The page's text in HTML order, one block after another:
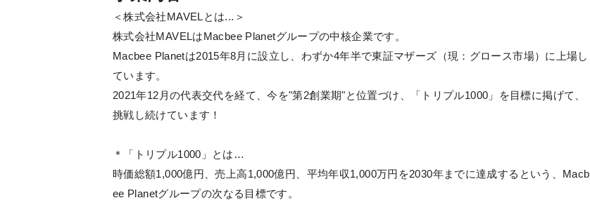
＜株式会社MAVELとは...＞
株式会社MAVELはMacbee Planetグループの中核企業です。
Macbee Planetは2015年8月に設立し、わずか4年半で東証マザーズ（現：グロース市場）に上場し
ています。
2021年12月の代表交代を経て、今を"第2創業期"と位置づけ、「トリプル1000」を目標に掲げて、
挑戦し続けています！
＊「トリプル1000」とは…
時価総額1,000億円、売上高1,000億円、平均年収1,000万円を2030年までに達成するという、Macb
ee Planetグループの次なる目標です。